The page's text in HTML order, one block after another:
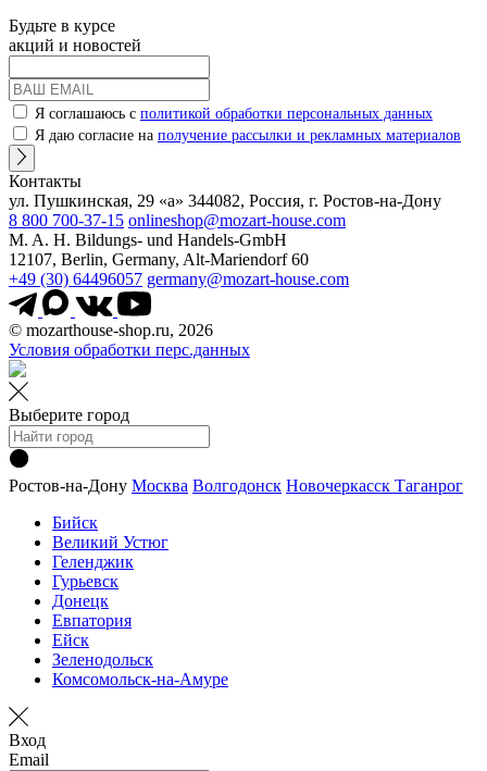
Будьте в курсе
акций и новостей
Я соглашаюсь с политикой обработки персональных данных
Я даю согласие на получение рассылки и рекламных материалов
Контакты
ул. Пушкинская, 29 «а» 344082, Россия, г. Ростов-на-Дону
8 800 700-37-15 onlineshop@mozart-house.com
M. A. H. Bildungs- und Handels-GmbH
12107, Berlin, Germany, Alt-Mariendorf 60
+49 (30) 64496057 germany@mozart-house.com
© mozarthouse-shop.ru, 2026
Условия обработки перс.данных
Выберите город
Ростов-на-Дону Москва Волгодонск Новочеркасск Таганрог
Бийск
Великий Устюг
Геленджик
Гурьевск
Донецк
Евпатория
Ейск
Зеленодольск
Комсомольск-на-Амуре
Вход
Email